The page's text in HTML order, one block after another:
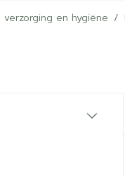
verzorging en hygiëne /